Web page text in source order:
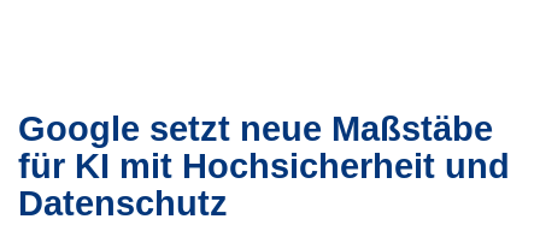
Google setzt neue Maßstäbe
für KI mit Hochsicherheit und
Datenschutz